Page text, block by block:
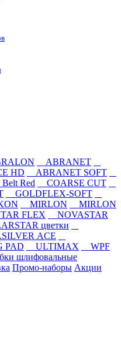
ABRANET
HD
ABRANET SOFT
Belt Red
COARSE CUT
GOLDFLEX-SOFT
MIRLON
MIRLON
FLEX
NOVASTAR
цветки
ACE
PAD ULTIMAX
WPF
шлифовальные
Промо-наборы Акции